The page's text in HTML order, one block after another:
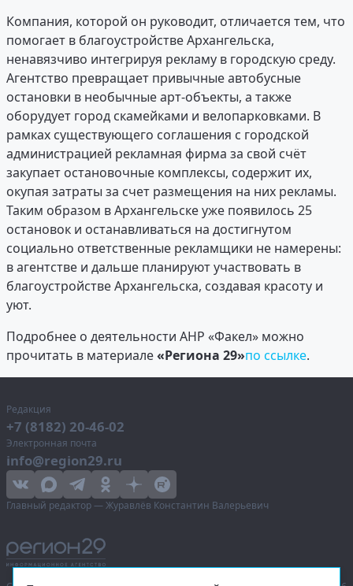
Компания, которой он руководит, отличается тем, что
помогает в благоустройстве Архангельска,
ненавязчиво интегрируя рекламу в городскую среду.
Агентство превращает привычные автобусные
остановки в необычные арт-объекты, а также
оборудует город скамейками и велопарковками. В
рамках существующего соглашения с городской
администрацией рекламная фирма за свой счёт
закупает остановочные комплексы, содержит их,
окупая затраты за счет размещения на них рекламы.
Таким образом в Архангельске уже появилось 25
остановок и останавливаться на достигнутом
социально ответственные рекламщики не намерены:
в агентстве и дальше планируют участвовать в
благоустройстве Архангельска, создавая красоту и
уют.
Подробнее о деятельности АНР «Факел» можно
прочитать в материале«Региона 29»по ссылке.
Редакция
+7 (8182) 20-46-02
Электронная почта
info@region29.ru
Главный редактор — Журавлёв Константин Валерьевич